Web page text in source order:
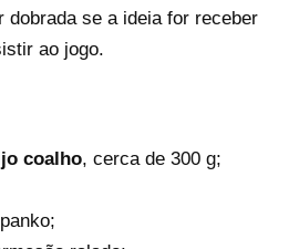
dobrada se a ideia for receber
ao jogo.
coalho, cerca de 300 g;